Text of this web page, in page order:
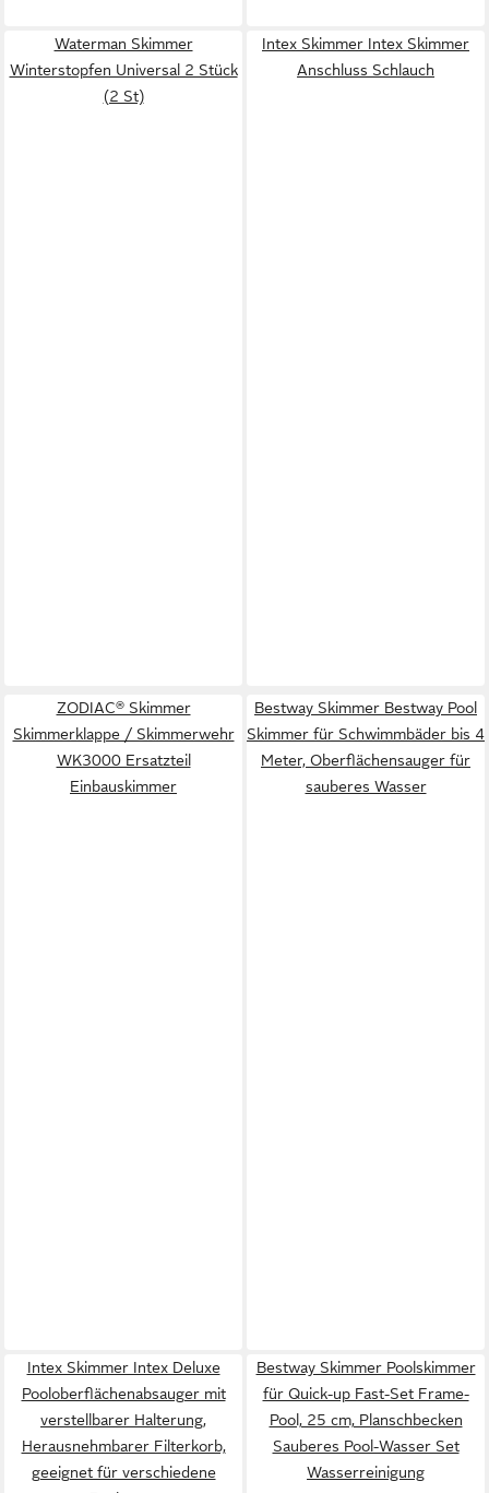
Waterman Skimmer
Winterstopfen Universal 2 Stück
(2 St)
Intex Skimmer Intex Skimmer
Anschluss Schlauch
ZODIAC® Skimmer
Skimmerklappe / Skimmerwehr
WK3000 Ersatzteil
Einbauskimmer
Bestway Skimmer Bestway Pool
Skimmer für Schwimmbäder bis 4
Meter, Oberflächensauger für
sauberes Wasser
Intex Skimmer Intex Deluxe
Pooloberflächenabsauger mit
verstellbarer Halterung,
Herausnehmbarer Filterkorb,
geeignet für verschiedene
Bestway Skimmer Poolskimmer
für Quick-up Fast-Set Frame-
Pool, 25 cm, Planschbecken
Sauberes Pool-Wasser Set
Wasserreinigung